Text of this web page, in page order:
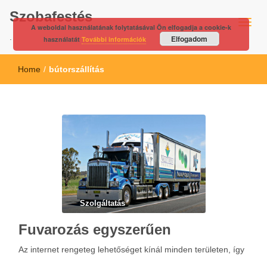
Szobafestés
Home / bútorszállítás
Szolgáltatás
Fuvarozás egyszerűen
Az internet rengeteg lehetőséget kínál minden területen, így
A weboldal használatának folytatásával Ön elfogadja a cookie-k
használatát További információk Elfogadom